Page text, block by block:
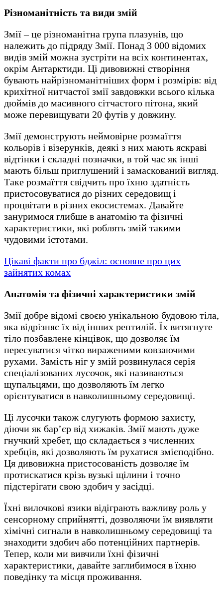
Різноманітність та види змій
Змії – це різноманітна група плазунів, що
належить до підряду Змії. Понад 3 000 відомих
видів змій можна зустріти на всіх континентах,
окрім Антарктиди. Ці дивовижні створіння
бувають найрізноманітніших форм і розмірів: від
крихітної нитчастої змії завдовжки всього кілька
дюймів до масивного сітчастого пітона, який
може перевищувати 20 футів у довжину.
Змії демонструють неймовірне розмаїття
кольорів і візерунків, деякі з них мають яскраві
відтінки і складні позначки, в той час як інші
мають більш приглушений і замаскований вигляд.
Таке розмаїття свідчить про їхню здатність
пристосовуватися до різних середовищ і
процвітати в різних екосистемах. Давайте
зануримося глибше в анатомію та фізичні
характеристики, які роблять змій такими
чудовими істотами.
Цікаві факти про бджіл: основне про цих
зайнятих комах
Анатомія та фізичні характеристики змій
Змії добре відомі своєю унікальною будовою тіла,
яка відрізняє їх від інших рептилій. Їх витягнуте
тіло позбавлене кінцівок, що дозволяє їм
пересуватися чітко вираженими ковзаючими
рухами. Замість ніг у змій розвинулася серія
спеціалізованих лусочок, які називаються
щупальцями, що дозволяють їм легко
орієнтуватися в навколишньому середовищі.
Ці лусочки також слугують формою захисту,
діючи як бар’єр від хижаків. Змії мають дуже
гнучкий хребет, що складається з численних
хребців, які дозволяють їм рухатися змієподібно.
Ця дивовижна пристосованість дозволяє їм
протискатися крізь вузькі щілини і точно
підстерігати свою здобич у засідці.
Їхні вилочкові язики відіграють важливу роль у
сенсорному сприйнятті, дозволяючи їм виявляти
хімічні сигнали в навколишньому середовищі та
знаходити здобич або потенційних партнерів.
Тепер, коли ми вивчили їхні фізичні
характеристики, давайте заглибимося в їхню
поведінку та місця проживання.